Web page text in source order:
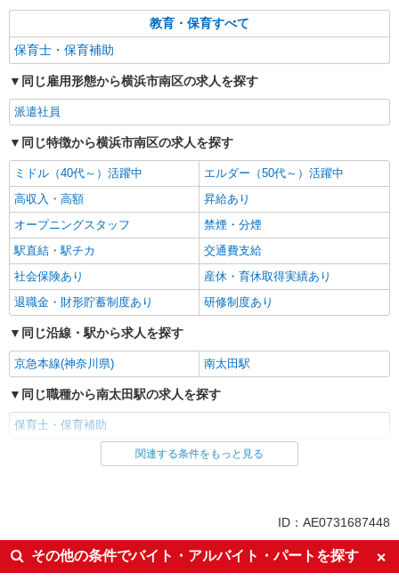
教育・保育すべて
保育士・保育補助
同じ雇用形態から横浜市南区の求人を探す
派遣社員
同じ特徴から横浜市南区の求人を探す
ミドル（40代～）活躍中
エルダー（50代～）活躍中
高収入・高額
昇給あり
オープニングスタッフ
禁煙・分煙
駅直結・駅チカ
交通費支給
社会保険あり
産休・育休取得実績あり
退職金・財形貯蓄制度あり
研修制度あり
同じ沿線・駅から求人を探す
京急本線(神奈川県) 南太田駅
同じ職種から南太田駅の求人を探す
保育士・保育補助
同じ雇用形態から南太田駅の求人を探す
ミドル（40代～）活躍中
エルダー（50代～）活躍中
高収入・高額
昇給あり
関連する条件をもっと見る
ID：AE0731687448
その他の条件でバイト・アルバイト・パートを探す